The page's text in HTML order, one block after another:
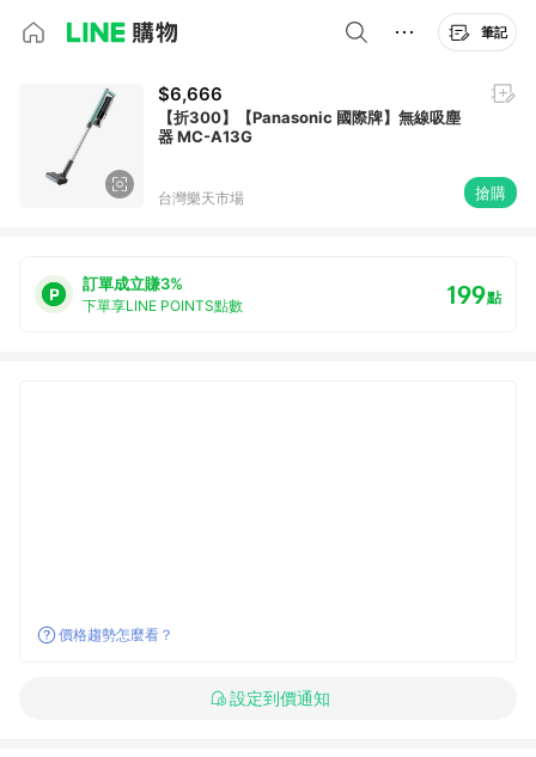
筆記
$6,666
【折300】【Panasonic 國際牌】無線吸塵
器 MC-A13G
台灣樂天市場 搶購
訂單成立賺3%
下單享LINE POINTS點數 199點
價格趨勢怎麼看？
設定到價通知